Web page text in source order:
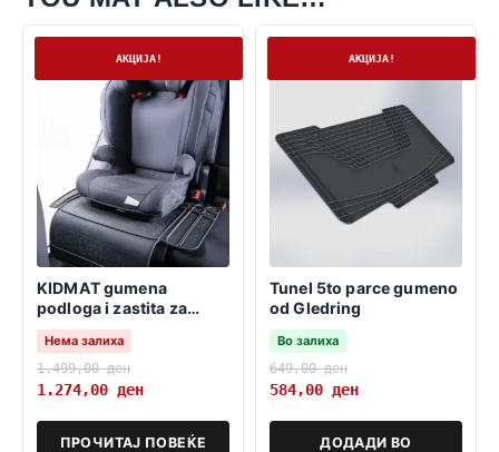
Нема залихаАКЦИЈА!
KIDMAT gumena
podloga i zastita za
detsko sediste
Нема залиха
1.499,00ден
1.274,00 ден
ПРОЧИТАЈ ПОВЕЌЕ
АКЦИЈА!
Tunel 5to parce gumeno
od Gledring
Во залиха
649,00ден
584,00 ден
ДОДАДИ ВО